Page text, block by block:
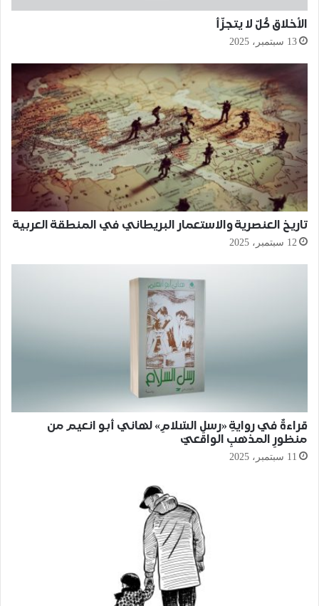
الأخلاق كُلّ لا يتجزّأ
13 سبتمبر، 2025
تاريخ العنصرية والاستعمار البريطاني في المنطقة العربية
12 سبتمبر، 2025
قراءةٌ في روايةِ «رسلِ السّلامِ» لهاني أبو انعيم من
منظورِ المذهبِ الواقعيّ
11 سبتمبر، 2025